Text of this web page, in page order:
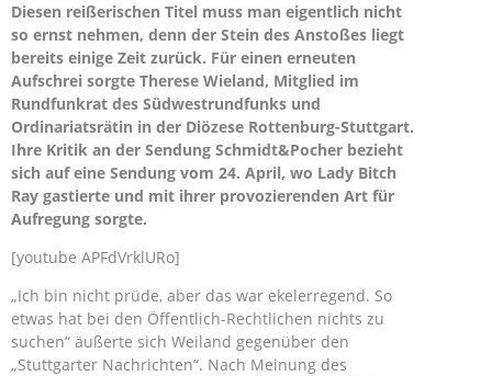
Diesen reißerischen Titel muss man eigentlich nicht
so ernst nehmen, denn der Stein des Anstoßes liegt
bereits einige Zeit zurück. Für einen erneuten
Aufschrei sorgte Therese Wieland, Mitglied im
Rundfunkrat des Südwestrundfunks und
Ordinariatsrätin in der Diözese Rottenburg-Stuttgart.
Ihre Kritik an der Sendung Schmidt&Pocher bezieht
sich auf eine Sendung vom 24. April, wo Lady Bitch
Ray gastierte und mit ihrer provozierenden Art für
Aufregung sorgte.
[youtube APFdVrklURo]
„Ich bin nicht prüde, aber das war ekelerregend. So
etwas hat bei den Öffentlich-Rechtlichen nichts zu
suchen“ äußerte sich Weiland gegenüber den
„Stuttgarter Nachrichten“. Nach Meinung des